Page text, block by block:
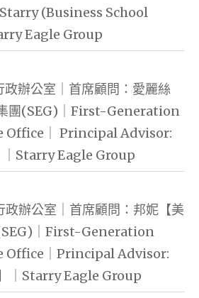
(Business School
Eagle Group
辦公室｜首席顧問：愛麗絲
集團(SEG)｜First-Generation
｜ Principal Advisor:
Starry Eagle Group
辦公室｜首席顧問：邦妮【美
｜First-Generation
｜Principal Advisor:
｜Starry Eagle Group